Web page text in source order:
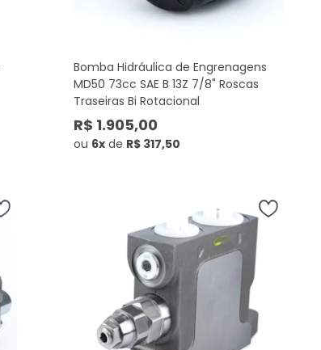
Bomba Hidráulica de Engrenagens
MD50 73cc SAE B 13Z 7/8" Roscas
Traseiras Bi Rotacional
R$ 1.905,00
ou 6xde R$ 317,50